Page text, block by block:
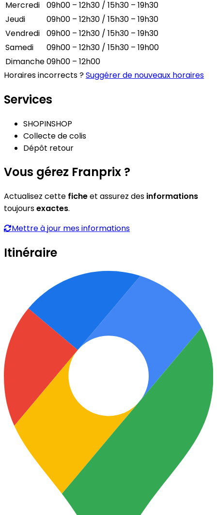
Mercredi
09h00 – 12h30 / 15h30 – 19h30
Jeudi
09h00 – 12h30 / 15h30 – 19h30
Vendredi
09h00 – 12h30 / 15h30 – 19h30
Samedi
09h00 – 12h30 / 15h30 – 19h00
Dimanche09h00 – 12h00
Horaires incorrects ?Suggérer de nouveaux horaires
Services
SHOPINSHOP
Collecte de colis
Dépôt retour
Vous gérez Franprix ?
Actualisez cette ficheet assurez des informations
toujoursexactes.
Mettre à jour mes informations
Itinéraire